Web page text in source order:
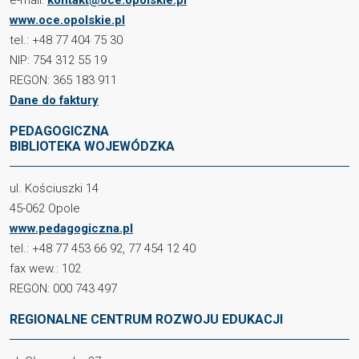
www.oce.opolskie.pl
tel.: +48 77 404 75 30
NIP: 754 312 55 19
REGON: 365 183 911
Dane do faktury
PEDAGOGICZNA
BIBLIOTEKA WOJEWÓDZKA
ul. Kościuszki 14
45-062 Opole
www.pedagogiczna.pl
tel.: +48 77 453 66 92, 77 454 12 40
fax wew.: 102
REGON: 000 743 497
REGIONALNE CENTRUM ROZWOJU EDUKACJI